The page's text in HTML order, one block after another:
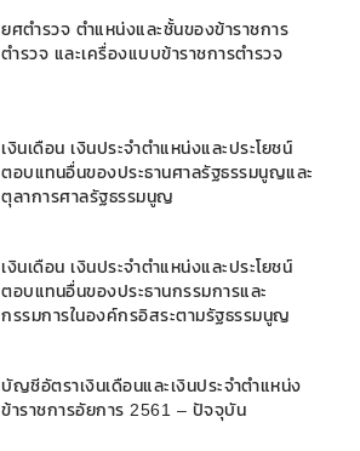
ยศตำรวจ ตำแหน่งและชั้นของข้าราชการ
ตำรวจ และเครื่องแบบข้าราชการตำรวจ
เงินเดือน เงินประจำตำแหน่งและประโยชน์
ตอบแทนอื่นของประธานศาลรัฐธรรมนูญและ
ตุลาการศาลรัฐธรรมนูญ
เงินเดือน เงินประจำตำแหน่งและประโยชน์
ตอบแทนอื่นของประธานกรรมการและ
กรรมการในองค์กรอิสระตามรัฐธรรมนูญ
บัญชีอัตราเงินเดือนและเงินประจำตำแหน่ง
ข้าราชการอัยการ 2561 – ปัจจุบัน